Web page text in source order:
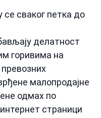
се сваког петка до
делатност
горивима на
малопродајне
одмах по
страници